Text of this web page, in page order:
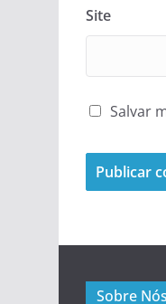
Site
Salvar
Sobre Nós